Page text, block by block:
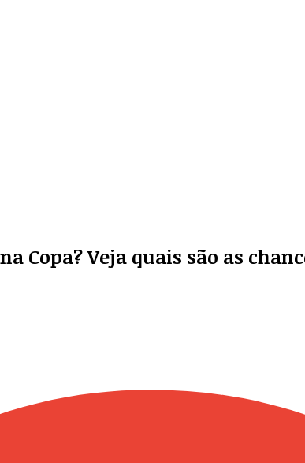
Copa? Veja quais são as